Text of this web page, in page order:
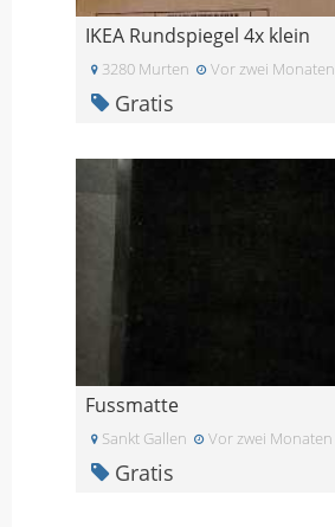
IKEA Rundspiegel 4x klein
3280 Murten Vor zwei Monaten
Gratis
Fussmatte
Sankt Gallen Vor zwei Monaten
Gratis